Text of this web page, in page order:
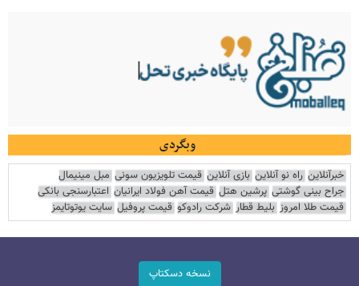
وبگردی
خبرآنلاین راه نو آنلاین بازی آنلاین قیمت تلویزیون سونی مبل مینیمال
جراح بینی گوشتی پرشین هتل قیمت آهن فولاد ایرانیان اعتبارسنجی بانکی
قیمت طلا امروز بلیط قطار شرکت رادوکو قیمت پروفیل سایت یوتوتایمز
نسخه دسکتاپ